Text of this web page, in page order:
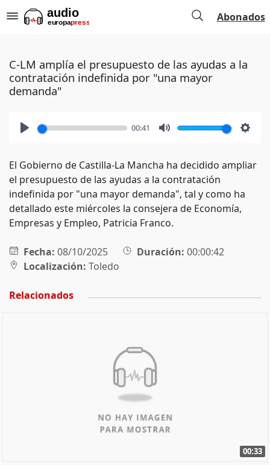
Abonados
C-LM amplía el presupuesto de las ayudas a la
contratación indefinida por "una mayor
demanda"
00:41
El Gobierno de Castilla-La Mancha ha decidido ampliar
el presupuesto de las ayudas a la contratación
indefinida por "una mayor demanda", tal y como ha
detallado este miércoles la consejera de Economía,
Empresas y Empleo, Patricia Franco.
Fecha: 08/10/2025 Duración: 00:00:42
Localización: Toledo
Relacionados
00:33